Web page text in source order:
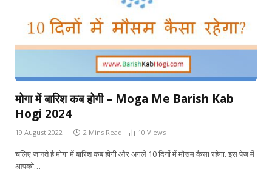
मोगा में बारिश कब होगी – Moga Me Barish Kab
Hogi 2024
19 August 2022 2 Mins Read 10 Views
चलिए जानते है मोगा में बारिश कब होगी और अगले 10 दिनों में मौसम कैसा रहेगा. इस पेज में
आपको…